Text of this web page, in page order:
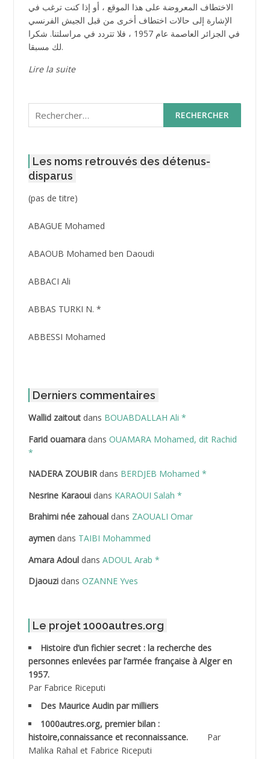
الاختطاف المعروضة على هذا الموقع ، أو إذا كنت ترغب في
الإشارة إلى حالات اختطاف أخرى من قبل الجيش الفرنسي
في الجزائر العاصمة عام 1957 ، فلا تتردد في مراسلتنا. شكرا
لك مسبقا.
Lire la suite
Rechercher :
Les noms retrouvés des détenus-
disparus
(pas de titre)Post
3416
ABAGUE Mohamed
ABAOUB Mohamed ben Daoudi
ABBACI Ali
ABBAS TURKI N. *
ABBESSI Mohamed
ABDAT Amar
ABDEDDAIM Hamid
ABDELAZIZ Mohamed
ABDELHAFID Lakhdar
ABDELLI Mohamed
ABDELLI Mohamed *
ABDELMOUMENE Ahmed
ABDESMED Mohamed ben Kaddour
ABDESSELAMI Kouider
ABDESSLEM Ahmed dit le Coiffeur
ABDOUDOU
Derniers commentaires
Wallid zaitoutdans BOUABDALLAH Ali *
Farid ouamaradans OUAMARA Mohamed, dit Rachid
*
NADERA ZOUBIRdans BERDJEB Mohamed *
Nesrine Karaouidans KARAOUI Salah *
Brahimi née zahoualdans ZAOUALI Omar
aymendans TAIBI Mohammed
Amara Adouldans ADOUL Arab *
Djaouzidans OZANNE Yves
Le projet 1000autres.org
Histoire d’un fichier secret : la recherche des
personnes enlevées par l’armée française à Alger en
1957.
Par Fabrice Riceputi
Des Maurice Audin par milliers
1000autres.org, premier bilan :
histoire,connaissance et reconnaissance.
Par
Malika Rahal et Fabrice Riceputi